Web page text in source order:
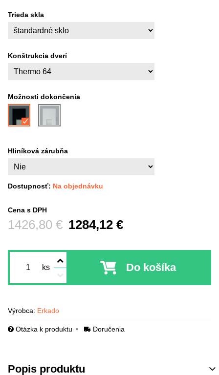
Trieda skla
Konštrukcia dverí
Možnosti dokončenia
Hliníková zárubňa
Dostupnosť: Na objednávku
Cena s DPH
1284,12 €
Pred zľavou:
1426,80 €
ks Do košíka
Výrobca: Erkado
Otázka k produktu Doručenia
Popis produktu